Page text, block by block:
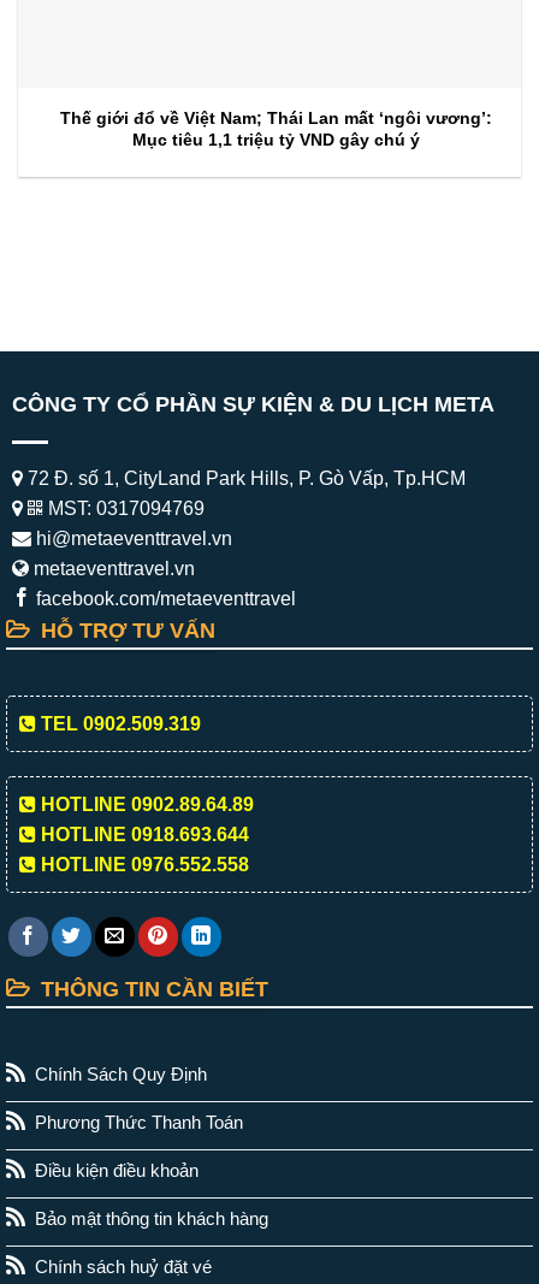
Thế giới đổ về Việt Nam; Thái Lan mất ‘ngôi vương’:
Mục tiêu 1,1 triệu tỷ VND gây chú ý
CÔNG TY CỔ PHẦN SỰ KIỆN & DU LỊCH META
72 Đ. số 1, CityLand Park Hills, P. Gò Vấp, Tp.HCM
MST: 0317094769
hi@metaeventtravel.vn
metaeventtravel.vn
facebook.com/metaeventtravel
HỖ TRỢ TƯ VẤN
TEL 0902.509.319
HOTLINE 0902.89.64.89
HOTLINE 0918.693.644
HOTLINE 0976.552.558
THÔNG TIN CẦN BIẾT
Chính Sách Quy Định
Phương Thức Thanh Toán
Điều kiện điều khoản
Bảo mật thông tin khách hàng
Chính sách huỷ đặt vé